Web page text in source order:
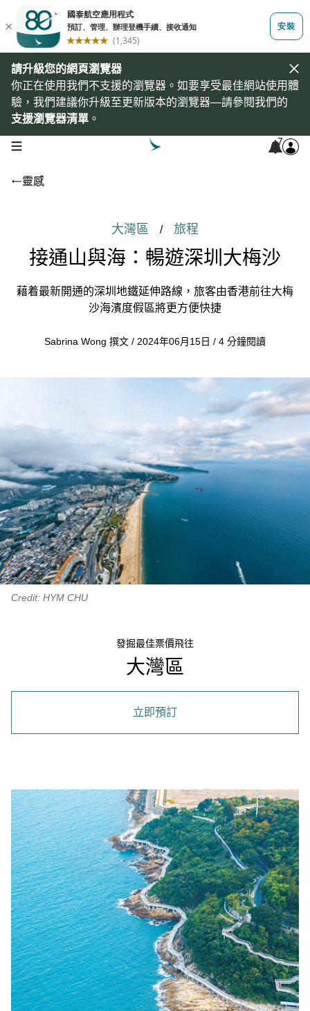
請升級您的網頁瀏覽器
你正在使用我們不支援的瀏覽器。如要享受最佳網站使用體
驗，我們建議你升級至更新版本的瀏覽器—請參閱我們的
支援瀏覽器清單 。
open navigation menu 7
靈感
大灣區 / 旅程
接通山與海：暢遊深圳大梅沙
藉着最新開通的深圳地鐵延伸路線，旅客由香港前往大梅
沙海濱度假區將更方便快捷
Sabrina Wong 撰文 / 2024年06月15日 / 4 分鐘閱讀
Credit: HYM CHU
發掘最佳票價飛往
大灣區
立即預訂